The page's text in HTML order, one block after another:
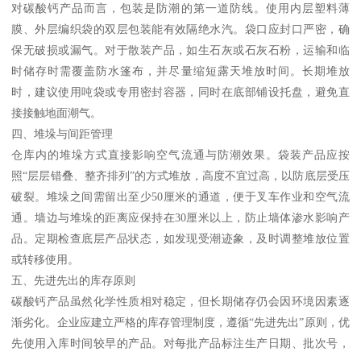
对碳酸钙产品而言，包装是防潮的第一道防线。使用内层塑料薄
膜、外层编织袋的双层包装能有效隔绝水汽。袋口应封口严密，确
保无破损或漏气。对于散装产品，如生石灰或石灰石粉，运输和临
时储存时需覆盖防水篷布，并尽量缩短露天堆放时间。长期堆放
时，建议使用吨袋或专用密封容器，同时在底部铺设托盘，避免直
接接触地面潮气。
四、堆垛与间距管理
仓库内的堆垛方式直接影响空气流通与防潮效果。袋装产品应按
照“层层错叠、整齐排列”的方式堆放，高度不宜过高，以防底层受压
破裂。堆垛之间需留出至少50厘米的通道，便于叉车作业和空气流
通。墙边与堆垛的距离应保持在30厘米以上，防止墙体渗水影响产
品。定期检查底层产品状态，如发现受潮迹象，及时调整堆放位置
或转移使用。
五、先进先出的库存原则
碳酸钙产品虽然化学性质相对稳定，但长期储存仍会因环境因素逐
渐劣化。企业应建立严格的库存管理制度，遵循“先进先出”原则，优
先使用入库时间较早的产品。对每批产品标注生产日期、批次号，